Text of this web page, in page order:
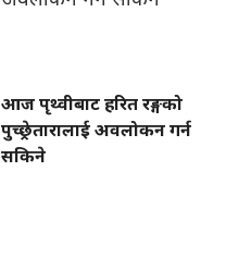
आज पृथ्वीबाट हरित रङ्गको
पुच्छ्रेतारालाई अवलोकन गर्न
सकिने